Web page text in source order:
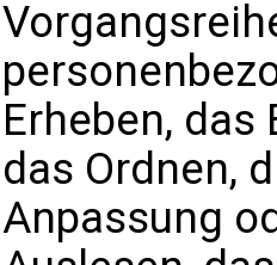
Erheben, das
das Ordnen,
Anpassung